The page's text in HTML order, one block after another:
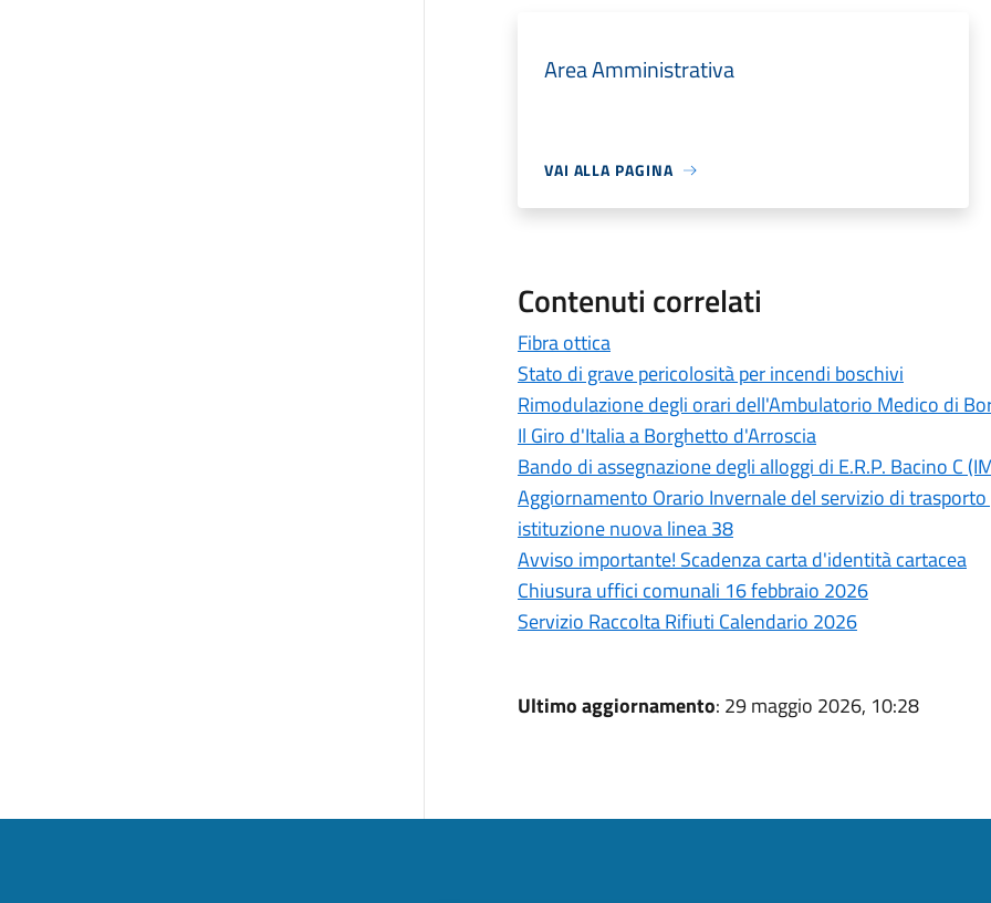
Area Amministrativa
VAI ALLA PAGINA
Contenuti correlati
Fibra ottica
Stato di grave pericolosità per incendi boschivi
Rimodulazione degli orari dell'Ambulatorio Medico di
Il Giro d'Italia a Borghetto d'Arroscia
Bando di assegnazione degli alloggi di E.R.P. Bacino C
Aggiornamento Orario Invernale del servizio di trasporto
istituzione nuova linea 38
Avviso importante! Scadenza carta d'identità cartacea
Chiusura uffici comunali 16 febbraio 2026
Servizio Raccolta Rifiuti Calendario 2026
Ultimo aggiornamento: 29 maggio 2026, 10:28